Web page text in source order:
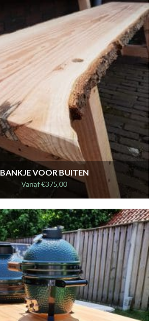
BANKJE VOOR BUITEN
Vanaf€375,00